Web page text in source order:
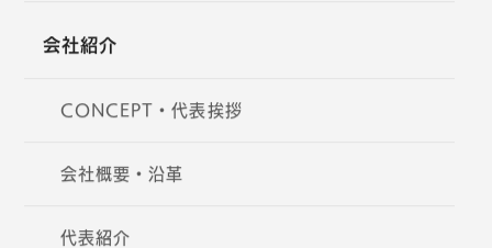
会社紹介
CONCEPT・代表挨拶
会社概要・沿革
代表紹介